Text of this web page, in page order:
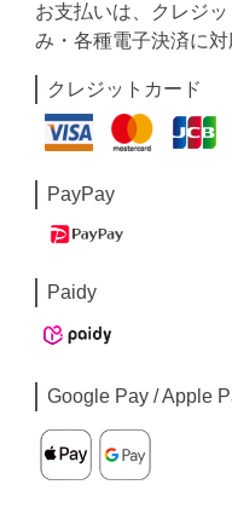
お支払いは、クレジ
み・各種電子決済に対
クレジットカード
PayPay
Paidy
Google Pay / Apple